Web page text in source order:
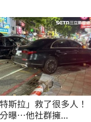
斯拉」救了很多人！
曝…他社群擁...